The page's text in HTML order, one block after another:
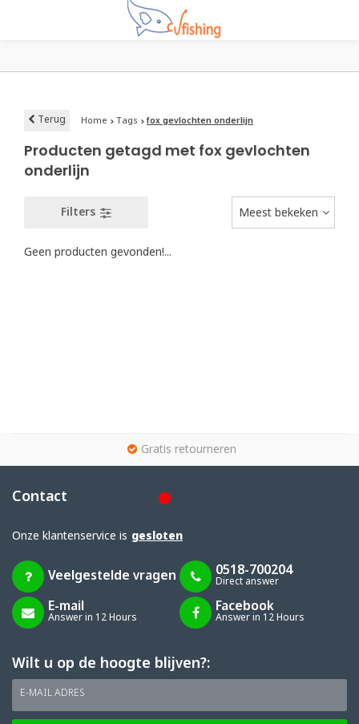
Terug Home Tags fox gevlochten onderlijn
Producten getagd met fox gevlochten
onderlijn
Filters Meest bekeken
Geen producten gevonden!...
Gratis retourneren
Contact
Onze klantenservice is gesloten
Veelgestelde vragen 0518-700204
Direct answer
E-mail
Answer in 12 Hours
Facebook
Answer in 12 Hours
Wilt u op de hoogte blijven?:
E-MAIL ADRES